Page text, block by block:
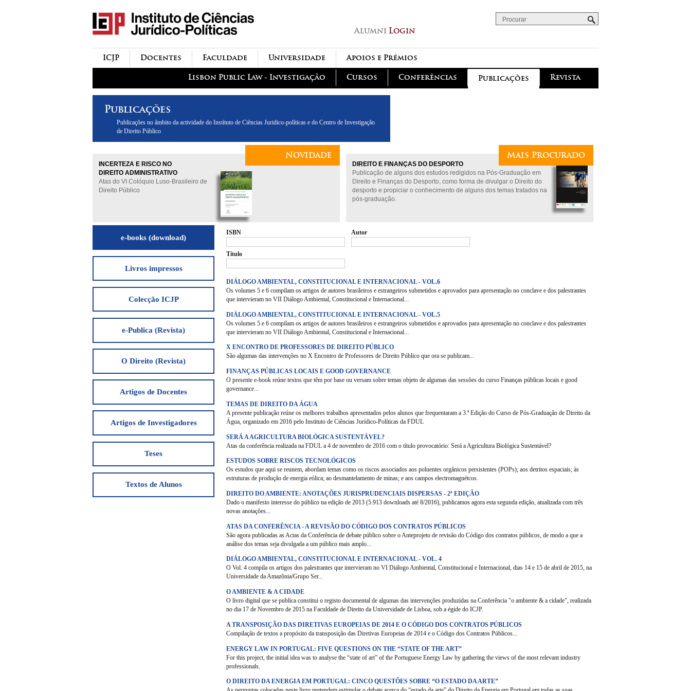
icjp
Alumni Login
Formulário de procura
menu-institucional Apoios e Prémios
Universidade
Faculdade
Docentes
ICJP
Revista
Publicações
Conferências
Cursos
Lisbon Public Law - Investigação
Publicações
Publicações no âmbito da actividade do Instítuto de Ciências Juridico-políticas e do Centro de Investigação
de Direito Público
Novidade
INCERTEZA E RISCO NO
DIREITO ADMINISTRATIVO
Atas do VI Colóquio Luso-Brasileiro de
Direito Público
Mais Procurado
DIREITO E FINANÇAS DO DESPORTO
Publicação de alguns dos estudos redigidos na Pós-Graduação em
Direito e Finanças do Desporto, como forma de divulgar o Direito do
desporto e propiciar o conhecimento de alguns dos temas tratados na
pós-graduação.
e-books (download)
Livros impressos
Colecção ICJP
e-Publica (Revista)
O Direito (Revista)
Artigos de Docentes
Artigos de Investigadores
Teses
Textos de Alunos
ISBN Autor
Título
DIÁLOGO AMBIENTAL, CONSTITUCIONAL E INTERNACIONAL - VOL.6
Os volumes 5 e 6 compilam os artigos de autores brasileiros e estrangeiros submetidos e aprovados para apresentação no conclave e dos palestrantes
que intervieram no VII Diálogo Ambiental, Constitucional e Internacional...
DIÁLOGO AMBIENTAL, CONSTITUCIONAL E INTERNACIONAL - VOL.5
Os volumes 5 e 6 compilam os artigos de autores brasileiros e estrangeiros submetidos e aprovados para apresentação no conclave e dos palestrantes
que intervieram no VII Diálogo Ambiental, Constitucional e Internacional...
X ENCONTRO DE PROFESSORES DE DIREITO PÚBLICO
São algumas das intervenções no X Encontro de Professores de Direito Público que ora se publicam...
FINANÇAS PÚBLICAS LOCAIS E GOOD GOVERNANCE
O presente e-book reúne textos que têm por base ou versam sobre temas objeto de algumas das sessões do curso Finanças públicas locais e good
governance...
TEMAS DE DIREITO DA ÁGUA
A presente publicação reúne os melhores trabalhos apresentados pelos alunos que frequentaram a 3.ª Edição do Curso de Pós-Graduação de Direito da
Água, organizado em 2016 pelo Instituto de Ciências Jurídico-Políticas da FDUL
SERÁ A AGRICULTURA BIOLÓGICA SUSTENTÁVEL?
Atas da conferência realizada na FDUL a 4 de novembro de 2016 com o título provocatório: Será a Agricultura Biológica Sustentável?
ESTUDOS SOBRE RISCOS TECNOLÓGICOS
Os estudos que aqui se reunem, abordam temas como os riscos associados aos poluentes orgânicos persistentes (POPs); aos detritos espaciais; às
estruturas de produção de energia eólica; ao desmantelamento de minas; e aos campos electromagnétcos.
DIREITO DO AMBIENTE: ANOTAÇÕES JURISPRUDENCIAIS DISPERSAS - 2ª EDIÇÃO
Dado o manifesto interesse do público na edição de 2013 (5.913 downloads até 8/2016), publicamos agora esta segunda edição, atualizada com três
novas anotações...
ATAS DA CONFERÊNCIA - A REVISÃO DO CÓDIGO DOS CONTRATOS PÚBLICOS
São agora publicadas as Actas da Conferência de debate público sobre o Anteprojeto de revisão do Código dos contratos públicos, de modo a que a
análise dos temas seja divulgada a um público mais amplo...
DIÁLOGO AMBIENTAL, CONSTITUCIONAL E INTERNACIONAL - VOL. 4
O Vol. 4 compila os artigos dos palestrantes que intervieram no VI Diálogo Ambiental, Constitucional e Internacional, dias 14 e 15 de abril de 2015, na
Universidade da Amazônia/Grupo Ser...
O AMBIENTE & A CIDADE
O livro digital que se publica constitui o registo documental de algumas das intervenções produzidas na Conferência "o ambiente & a cidade", realizada
no dia 17 de Novembro de 2015 na Faculdade de Direito da Universidade de Lisboa, sob a égide do ICJP.
A TRANSPOSIÇÃO DAS DIRETIVAS EUROPEIAS DE 2014 E O CÓDIGO DOS CONTRATOS PÚBLICOS
Compilação de textos a propósito da transposição das Diretivas Europeias de 2014 e o Código dos Contratos Públicos...
ENERGY LAW IN PORTUGAL: FIVE QUESTIONS ON THE “STATE OF THE ART”
For this project, the initial idea was to analyse the “state of art” of the Portuguese Energy Law by gathering the views of the most relevant industry
professionals.
O DIREITO DA ENERGIA EM PORTUGAL: CINCO QUESTÕES SOBRE “O ESTADO DA ARTE”